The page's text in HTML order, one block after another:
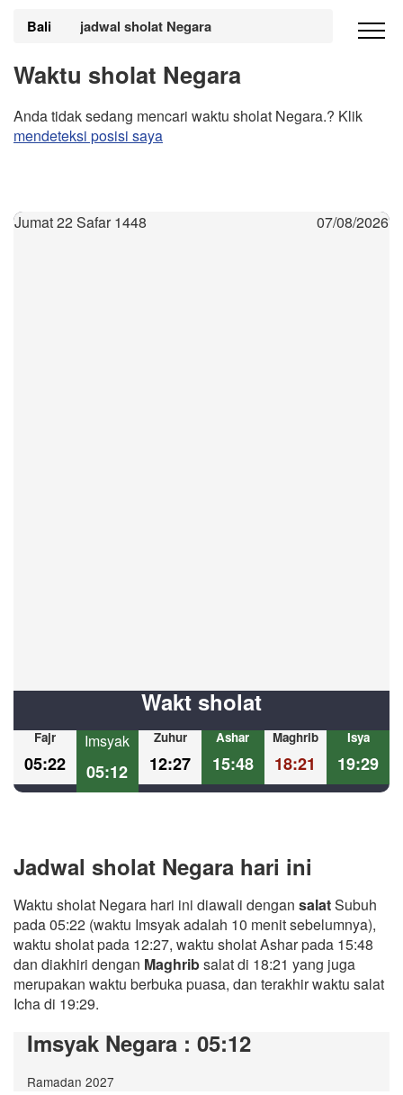
Bali jadwal sholat Negara
Waktu sholat Negara
Anda tidak sedang mencari waktu sholat Negara.? Klik
mendeteksi posisi saya
Jumat 22 Safar 1448 07/08/2026
Wakt sholat
Fajr
05:22
Imsyak
05:12
Zuhur
12:27
Ashar
15:48
Maghrib
18:21
Isya
19:29
Jadwal sholat Negara hari ini
Waktu sholat Negara hari ini diawali dengan salatSubuh
pada 05:22 (waktu Imsyak adalah 10 menit sebelumnya),
waktu sholat pada 12:27, waktu sholat Ashar pada 15:48
dan diakhiri dengan Maghribsalat di 18:21 yang juga
merupakan waktu berbuka puasa, dan terakhir waktu salat
Icha di 19:29.
Imsyak Negara : 05:12
Ramadan 2027